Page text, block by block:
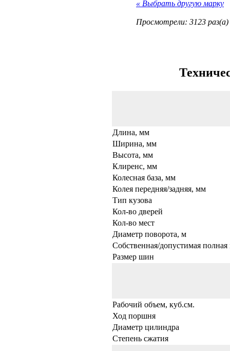
« Выбрать другую марку
Просмотрели: 3123 раз(а)
Длина, мм
Ширина, мм
Высота, мм
Клиренс, мм
Колесная база, мм
Колея передняя/задняя, мм
Тип кузова
Кол-во дверей
Кол-во мест
Диаметр поворота, м
Собственная/допустимая полная
Размер шин
Рабочий объем, куб.см.
Ход поршня
Диаметр цилиндра
Степень сжатия